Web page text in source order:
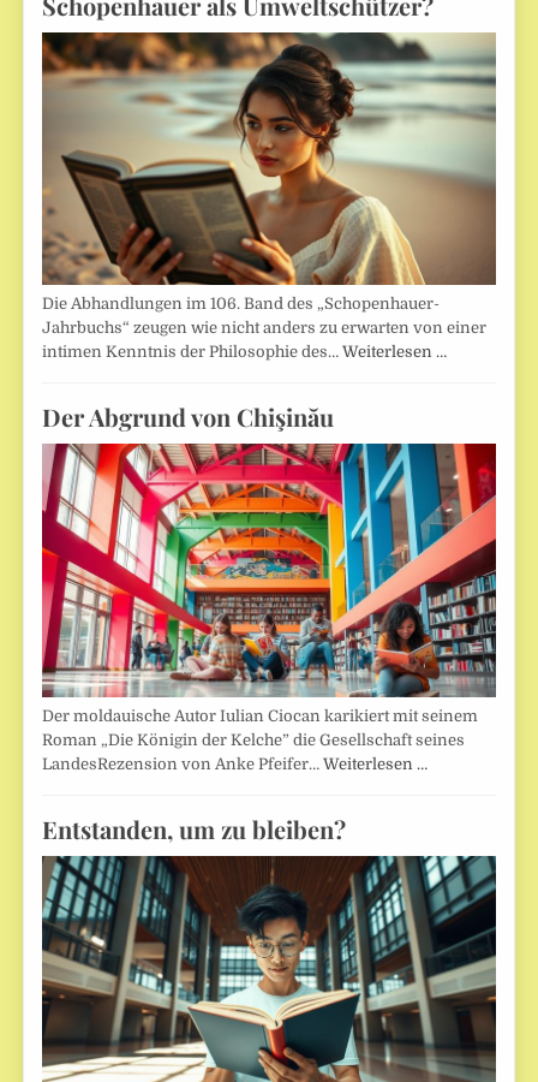
Die Abhandlungen im 106. Band des „Schopenhauer-
Jahrbuchs“ zeugen wie nicht anders zu erwarten von einer
intimen Kenntnis der Philosophie des…Weiterlesen …
Der Abgrund von Chişinău
Der moldauische Autor Iulian Ciocan karikiert mit seinem
Roman „Die Königin der Kelche” die Gesellschaft seines
LandesRezension von Anke Pfeifer…Weiterlesen …
Entstanden, um zu bleiben?